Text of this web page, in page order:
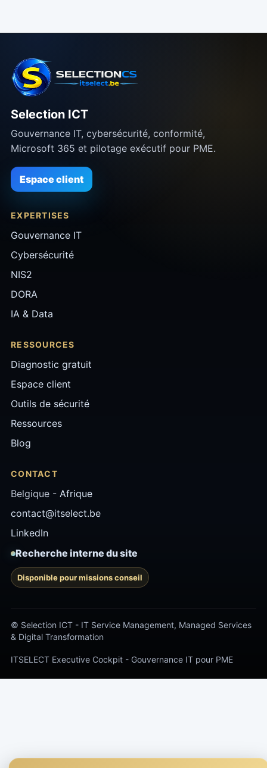
Selection ICT
Gouvernance IT, cybersécurité, conformité,
Microsoft 365 et pilotage exécutif pour PME.
Espace client
EXPERTISES
Gouvernance IT
Cybersécurité
NIS2
DORA
IA & Data
RESSOURCES
Diagnostic gratuit
Espace client
Outils de sécurité
Ressources
Blog
CONTACT
Belgique - Afrique
contact@itselect.be
LinkedIn
Recherche interne du site
Disponible pour missions conseil
© Selection ICT - IT Service Management, Managed Services
& Digital Transformation
ITSELECT Executive Cockpit - Gouvernance IT pour PME